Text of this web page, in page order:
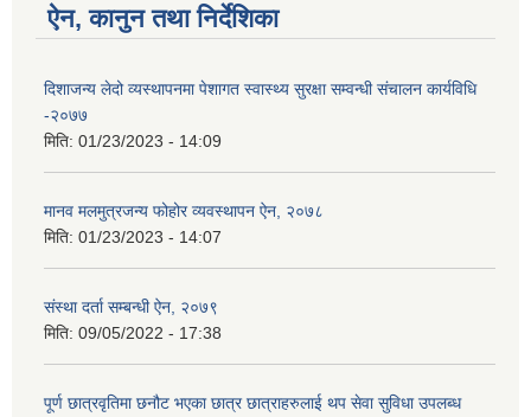
ऐन, कानुन तथा निर्देशिका
दिशाजन्य लेदो व्यस्थापनमा पेशागत स्वास्थ्य सुरक्षा सम्वन्धी संचालन कार्यविधि
-२०७७
मिति: 01/23/2023 - 14:09
मानव मलमुत्रजन्य फोहोर व्यवस्थापन ऐन, २०७८
मिति: 01/23/2023 - 14:07
संस्था दर्ता सम्बन्धी ऐन, २०७९
मिति: 09/05/2022 - 17:38
पूर्ण छात्रवृतिमा छनौट भएका छात्र छात्राहरुलाई थप सेवा सुविधा उपलब्ध